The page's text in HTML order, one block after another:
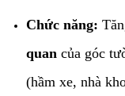
Chức năng:
quan của góc
(hầm xe, nhà